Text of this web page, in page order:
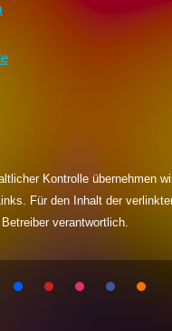
Kontrolle übernehmen
Für den Inhalt der
verantwortlich.